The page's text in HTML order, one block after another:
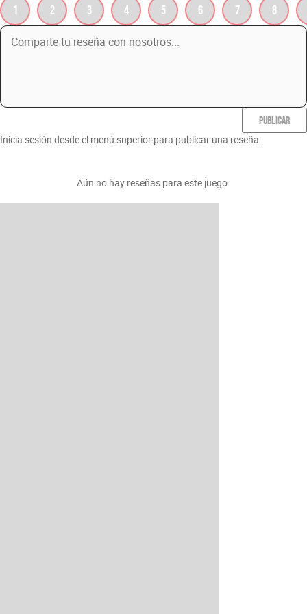
1 2 3 4 5 6 7 8
PUBLICAR
Inicia sesión desde el menú superior para publicar una reseña.
Aún no hay reseñas para este juego.